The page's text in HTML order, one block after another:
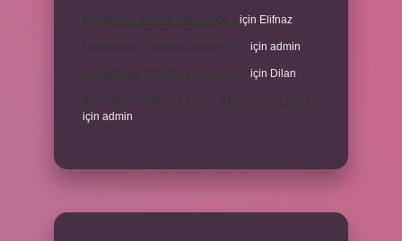
için Elifnaz
için admin
için Dilan
için admin